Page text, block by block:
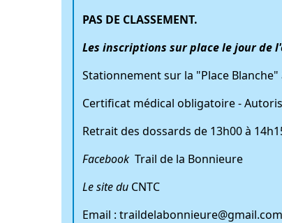
PAS DE CLASSEMENT.
Les inscriptions sur place le jour de
Stationnement sur la "Place
Certificat médical obligatoire -
Retrait des dossards de 13h00 à
Facebook Trail de la Bonnieure
Le site du CNTC
Email : traildelabonnieure@gmail.com